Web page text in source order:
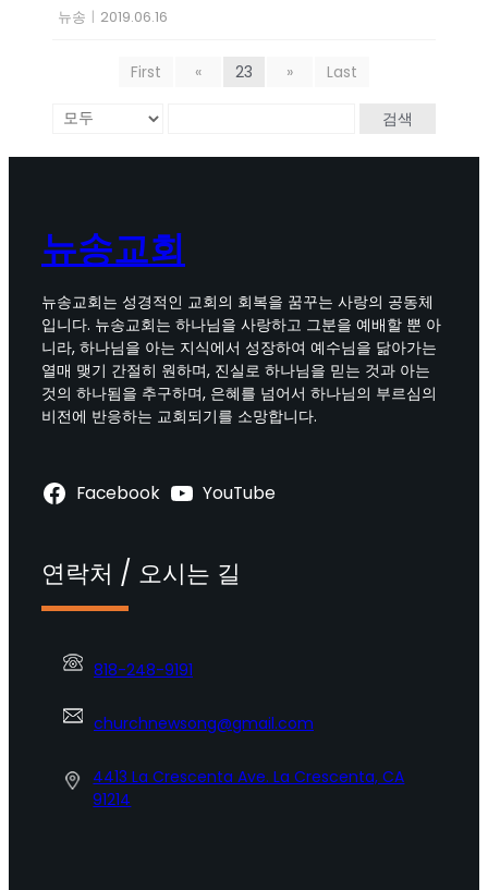
뉴송 | 2019.06.16
First « 23 » Last
검색
뉴송교회
뉴송교회는 성경적인 교회의 회복을 꿈꾸는 사랑의 공동체
입니다. 뉴송교회는 하나님을 사랑하고 그분을 예배할 뿐 아
니라, 하나님을 아는 지식에서 성장하여 예수님을 닮아가는
열매 맺기 간절히 원하며, 진실로 하나님을 믿는 것과 아는
것의 하나됨을 추구하며, 은혜를 넘어서 하나님의 부르심의
비전에 반응하는 교회되기를 소망합니다.
Facebook YouTube
연락처 / 오시는 길
818-248-9191
churchnewsong@gmail.com
4413 La Crescenta Ave. La Crescenta, CA
91214